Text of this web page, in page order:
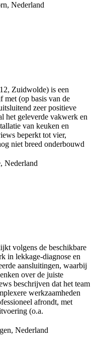
Nederland
Zuidwolde) is een
met (op basis van de
zeer positieve
het geleverde vakwerk en
van keuken en
beperkt tot vier,
niet breed onderbouwd
Nederland
volgens de beschikbare
in lekkage-diagnose en
aansluitingen, waarbij
over de juiste
beschrijven dat het team
werkzaamheden
afrondt, met
(o.a.
Nederland